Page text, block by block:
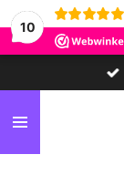
10